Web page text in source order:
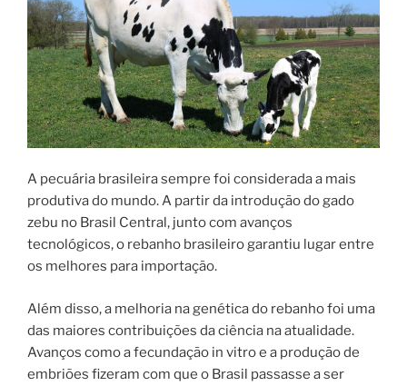
A pecuária brasileira sempre foi considerada a mais
produtiva do mundo. A partir da introdução do gado
zebu no Brasil Central, junto com avanços
tecnológicos, o rebanho brasileiro garantiu lugar entre
os melhores para importação.
Além disso, a melhoria na genética do rebanho foi uma
das maiores contribuições da ciência na atualidade.
Avanços como a fecundação in vitro e a produção de
embriões fizeram com que o Brasil passasse a ser